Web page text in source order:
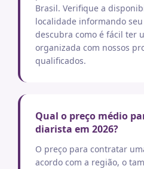
Brasil. Verifique a
localidade informando seu
descubra como é fácil ter
organizada com nossos
qualificados.
Qual o preço médio
diarista em 2026?
O preço para contratar
acordo com a região, o